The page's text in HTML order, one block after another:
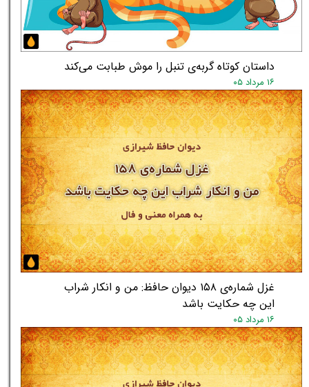
داستان کوتاه گربه‌ی تنبل را موش طبابت می‌کند
۱۶ مرداد ۰۵
غزل شماره‌ی ۱۵۸ دیوان حافظ: من و انکار شراب
این چه حکایت باشد
۱۶ مرداد ۰۵